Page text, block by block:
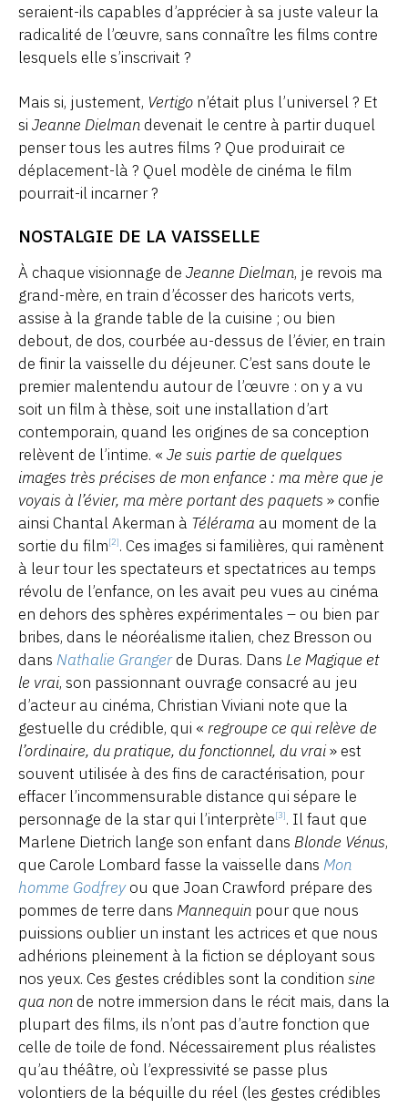
seraient-ils capables d’apprécier à sa juste valeur la
radicalité de l’œuvre, sans connaître les films contre
lesquels elle s’inscrivait ?
Mais si, justement, Vertigo n’était plus l’universel ? Et
si Jeanne Dielman devenait le centre à partir duquel
penser tous les autres films ? Que produirait ce
déplacement-là ? Quel modèle de cinéma le film
pourrait-il incarner ?
NOSTALGIE DE LA VAISSELLE
À chaque visionnage de Jeanne Dielman, je revois ma
grand-mère, en train d’écosser des haricots verts,
assise à la grande table de la cuisine ; ou bien
debout, de dos, courbée au-dessus de l’évier, en train
de finir la vaisselle du déjeuner. C’est sans doute le
premier malentendu autour de l’œuvre : on y a vu
soit un film à thèse, soit une installation d’art
contemporain, quand les origines de sa conception
relèvent de l’intime. « Je suis partie de quelques
images très précises de mon enfance : ma mère que je
voyais à l’évier, ma mère portant des paquets » confie
ainsi Chantal Akerman à Télérama au moment de la
sortie du film[2]. Ces images si familières, qui ramènent
à leur tour les spectateurs et spectatrices au temps
révolu de l’enfance, on les avait peu vues au cinéma
en dehors des sphères expérimentales – ou bien par
bribes, dans le néoréalisme italien, chez Bresson ou
dans Nathalie Grangerde Duras. Dans Le Magique et
le vrai, son passionnant ouvrage consacré au jeu
d’acteur au cinéma, Christian Viviani note que la
gestuelle du crédible, qui « regroupe ce qui relève de
l’ordinaire, du pratique, du fonctionnel, du vrai» est
souvent utilisée à des fins de caractérisation, pour
effacer l’incommensurable distance qui sépare le
personnage de la star qui l’interprète[3]. Il faut que
Marlene Dietrich lange son enfant dans Blonde Vénus,
que Carole Lombard fasse la vaisselle dans Mon
homme Godfreyou que Joan Crawford prépare des
pommes de terre dans Mannequin pour que nous
puissions oublier un instant les actrices et que nous
adhérions pleinement à la fiction se déployant sous
nos yeux. Ces gestes crédibles sont la condition sine
qua non de notre immersion dans le récit mais, dans la
plupart des films, ils n’ont pas d’autre fonction que
celle de toile de fond. Nécessairement plus réalistes
qu’au théâtre, où l’expressivité se passe plus
volontiers de la béquille du réel (les gestes crédibles